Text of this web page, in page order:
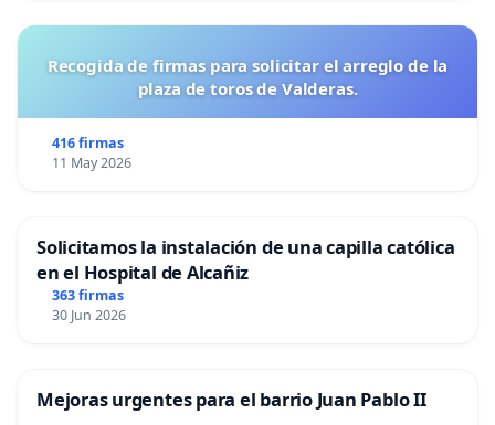
Recogida de firmas para solicitar el arreglo de la
plaza de toros de Valderas.
416 firmas
11 May 2026
Solicitamos la instalación de una capilla católica
en el Hospital de Alcañiz
363 firmas
30 Jun 2026
Mejoras urgentes para el barrio Juan Pablo II